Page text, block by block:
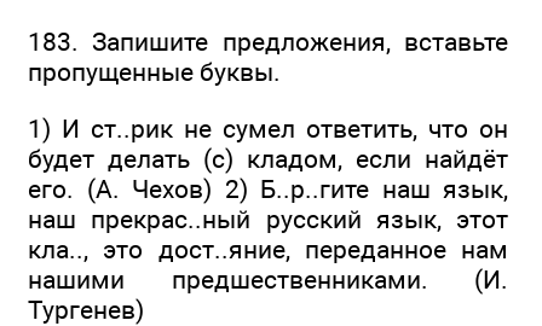
183. Запишите предложения, вставьте
пропущенные буквы.
1) И ст..рик не сумел ответить, что он
будет делать (с) кладом, если найдёт
его. (А. Чехов) 2) Б..р..гите наш язык,
наш прекрас..ный русский язык, этот
кла.., это дост..яние, переданное нам
нашими предшественниками. (И.
Тургенев)